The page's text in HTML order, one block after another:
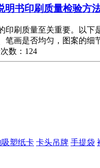
明书印刷质量检验方
印刷质量至关重要。以
笔画是否均匀，图案的细
数：124
吸塑纸卡 卡头吊牌 手提袋